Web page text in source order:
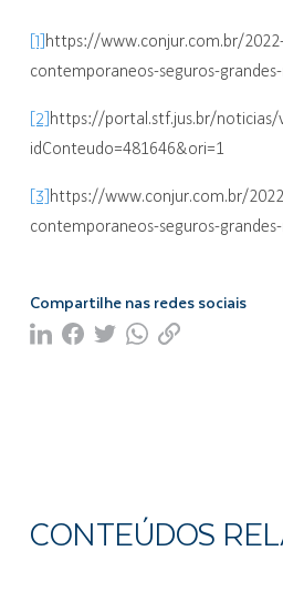
[1]https://www.conjur.com.br/
contemporaneos-seguros-
[2]https://portal.stf.jus.br/noticias/
idConteudo=481646&ori=1
[3]https://www.conjur.com.br/
contemporaneos-seguros-
Compartilhe nas redes sociais
CONTEÚDOS